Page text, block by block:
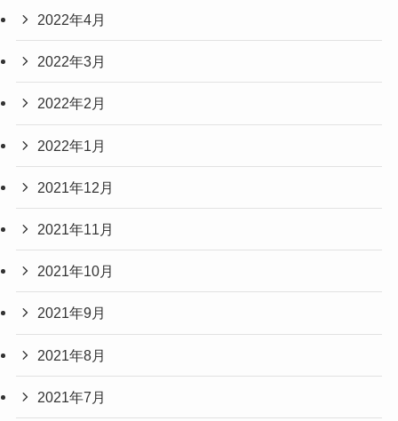
2022年4月
2022年3月
2022年2月
2022年1月
2021年12月
2021年11月
2021年10月
2021年9月
2021年8月
2021年7月